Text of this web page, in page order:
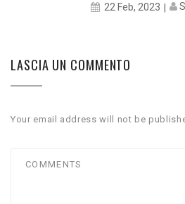
22 Feb, 2023
LASCIA UN COMMENTO
Your email address will not be